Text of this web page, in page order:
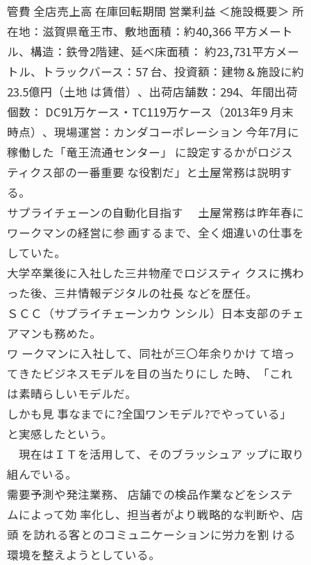
管費 全店売上高 在庫回転期間 営業利益 ＜施設概要＞ 所
在地：滋賀県竜王市、敷地面積：約40,366 平方メート
ル、構造：鉄骨2階建、延べ床面積： 約23,731平方メー
トル、トラックバース：57 台、投資額：建物＆施設に約
23.5億円（土地 は賃借）、出荷店舗数：294、年間出荷
個数： DC91万ケース・TC119万ケース（2013年9 月末
時点）、現場運営：カンダコーポレーション 今年7月に
稼働した「竜王流通センター」 に設定するかがロジス
ティクス部の一番重要 な役割だ」と土屋常務は説明す
る。
サプライチェーンの自動化目指す 土屋常務は昨年春に
ワークマンの経営に参 画するまで、全く畑違いの仕事を
していた。
大学卒業後に入社した三井物産でロジスティ クスに携わ
った後、三井情報デジタルの社長 などを歴任。
ＳＣＣ（サプライチェーンカウ ンシル）日本支部のチェ
アマンも務めた。
ワ ークマンに入社して、同社が三〇年余りかけ て培っ
てきたビジネスモデルを目の当たりにし た時、「これ
は素晴らしいモデルだ。
しかも見 事なまでに?全国ワンモデル?でやっている」
と実感したという。
現在はＩＴを活用して、そのブラッシュア ップに取り
組んでいる。
需要予測や発注業務、 店舗での検品作業などをシステ
ムによって効 率化し、担当者がより戦略的な判断や、店
頭 を訪れる客とのコミュニケーションに労力を割 ける
環境を整えようとしている。